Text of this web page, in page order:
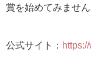
賞を始めてみませ
公式サイト：